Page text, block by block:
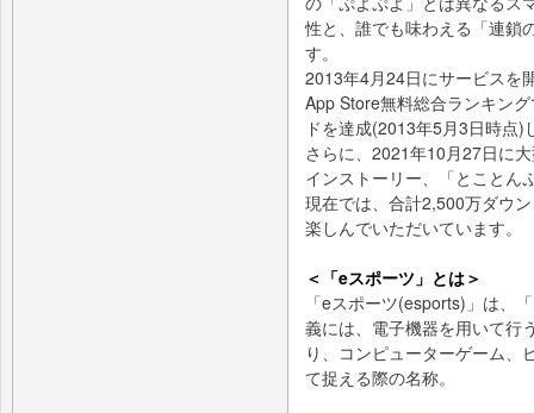
性と、誰でも味わえる「連鎖
す。
2013年4月24日にサービスを
App Store無料総合ランキン
ドを達成(2013年5月3日時点)
さらに、2021年10月27日に
インストーリー、「とことん
現在では、合計2,500万ダウ
楽しんでいただいています。
＜「eスポーツ」とは＞
「eスポーツ(esports)」は、
義には、電子機器を用いて行
り、コンピューターゲーム、
て捉える際の名称。